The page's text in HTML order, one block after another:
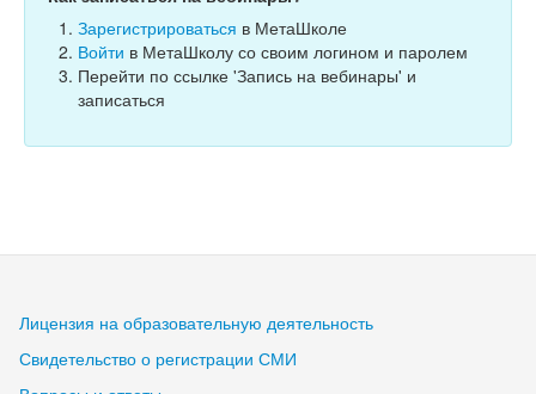
Зарегистрироваться в МетаШколе
Войти в МетаШколу со своим логином и паролем
Перейти по ссылке 'Запись на вебинары' и
записаться
Лицензия на образовательную деятельность
Свидетельство о регистрации СМИ